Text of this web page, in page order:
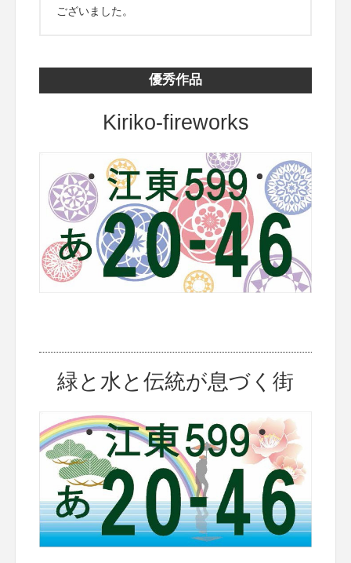
ございました。
優秀作品
Kiriko-fireworks
緑と水と伝統が息づく街